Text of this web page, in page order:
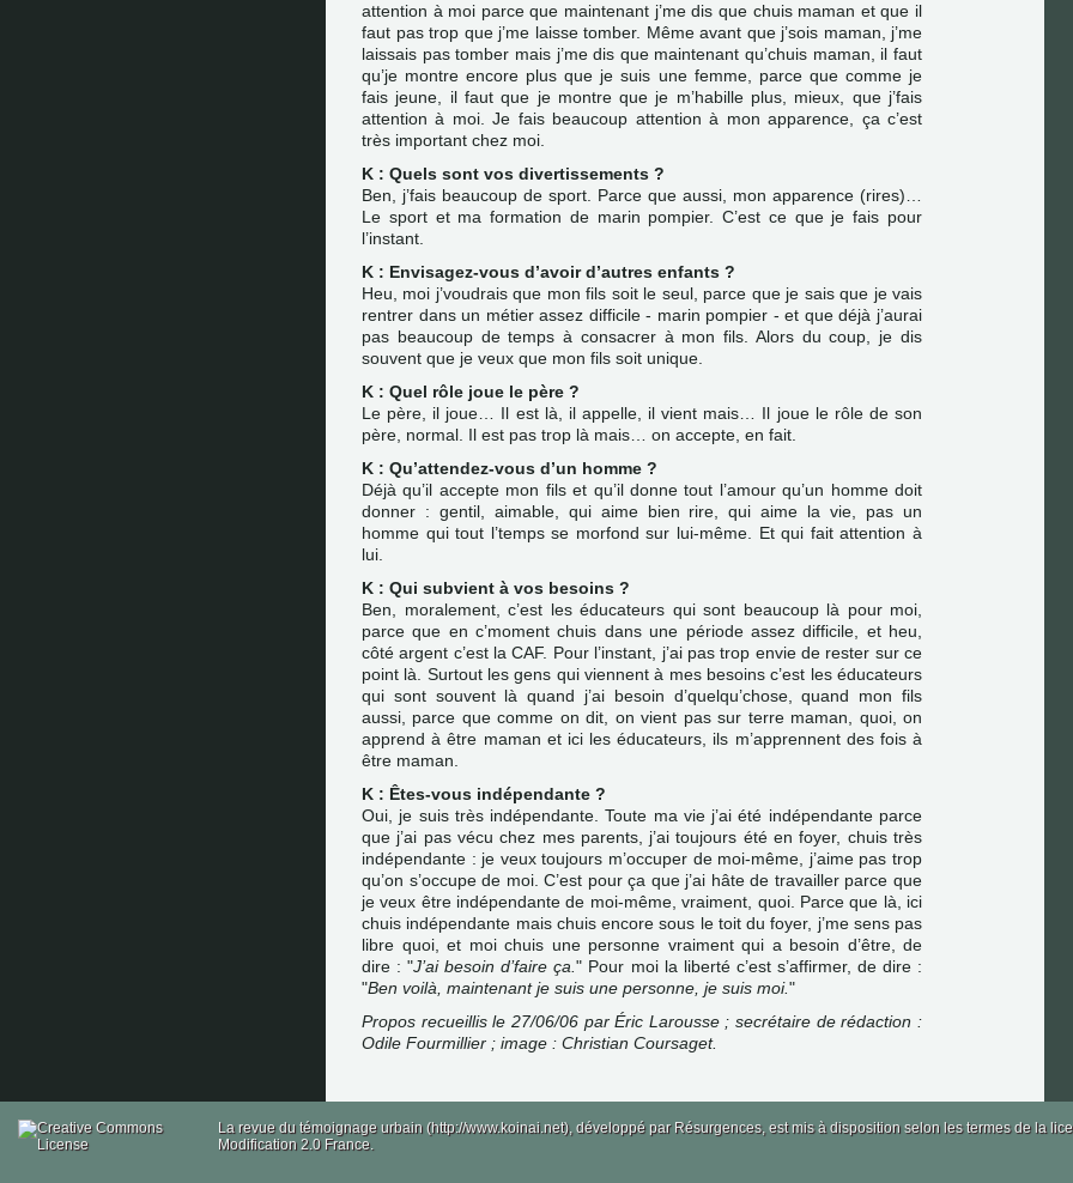
attention à moi parce que maintenant j’me dis que chuis maman et que il
faut pas trop que j’me laisse tomber. Même avant que j’sois maman, j’me
laissais pas tomber mais j’me dis que maintenant qu’chuis maman, il faut
qu’je montre encore plus que je suis une femme, parce que comme je
fais jeune, il faut que je montre que je m’habille plus, mieux, que j’fais
attention à moi. Je fais beaucoup attention à mon apparence, ça c’est
très important chez moi.
K : Quels sont vos divertissements ?
Ben, j’fais beaucoup de sport. Parce que aussi, mon apparence (rires)…
Le sport et ma formation de marin pompier. C’est ce que je fais pour
l’instant.
K : Envisagez-vous d’avoir d’autres enfants ?
Heu, moi j’voudrais que mon fils soit le seul, parce que je sais que je vais
rentrer dans un métier assez difficile - marin pompier - et que déjà j’aurai
pas beaucoup de temps à consacrer à mon fils. Alors du coup, je dis
souvent que je veux que mon fils soit unique.
K : Quel rôle joue le père ?
Le père, il joue… Il est là, il appelle, il vient mais… Il joue le rôle de son
père, normal. Il est pas trop là mais… on accepte, en fait.
K : Qu’attendez-vous d’un homme ?
Déjà qu’il accepte mon fils et qu’il donne tout l’amour qu’un homme doit
donner : gentil, aimable, qui aime bien rire, qui aime la vie, pas un
homme qui tout l’temps se morfond sur lui-même. Et qui fait attention à
lui.
K : Qui subvient à vos besoins ?
Ben, moralement, c’est les éducateurs qui sont beaucoup là pour moi,
parce que en c’moment chuis dans une période assez difficile, et heu,
côté argent c’est la CAF. Pour l’instant, j’ai pas trop envie de rester sur ce
point là. Surtout les gens qui viennent à mes besoins c’est les éducateurs
qui sont souvent là quand j’ai besoin d’quelqu’chose, quand mon fils
aussi, parce que comme on dit, on vient pas sur terre maman, quoi, on
apprend à être maman et ici les éducateurs, ils m’apprennent des fois à
être maman.
K : Êtes-vous indépendante ?
Oui, je suis très indépendante. Toute ma vie j’ai été indépendante parce
que j’ai pas vécu chez mes parents, j’ai toujours été en foyer, chuis très
indépendante : je veux toujours m’occuper de moi-même, j’aime pas trop
qu’on s’occupe de moi. C’est pour ça que j’ai hâte de travailler parce que
je veux être indépendante de moi-même, vraiment, quoi. Parce que là, ici
chuis indépendante mais chuis encore sous le toit du foyer, j’me sens pas
libre quoi, et moi chuis une personne vraiment qui a besoin d’être, de
dire : "J’ai besoin d’faire ça." Pour moi la liberté c’est s’affirmer, de dire :
"Ben voilà, maintenant je suis une personne, je suis moi."
Propos recueillis le 27/06/06 par Éric Larousse ; secrétaire de rédaction :
Odile Fourmillier ; image : Christian Coursaget.
La revue du témoignage urbain (http://www.koinai.net), développé par Résurgences, est mis à disposition selon les termes de la
Modification 2.0 France.